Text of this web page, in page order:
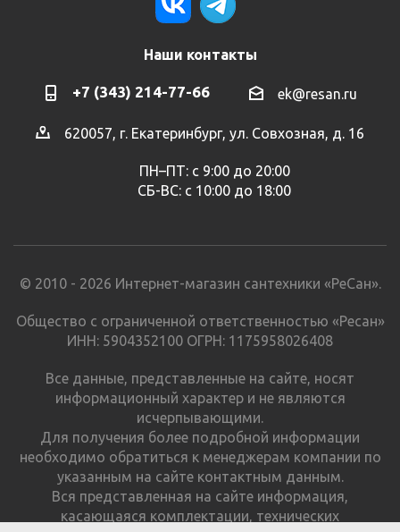
Наши контакты
+7 (343) 214-77-66 ek@resan.ru
620057, г. Екатеринбург, ул. Совхозная, д. 16
ПН–ПТ: с 9:00 до 20:00
СБ-ВС: с 10:00 до 18:00
© 2010 - 2026 Интернет-магазин сантехники «РеСан».
Общество с ограниченной ответственностью «Ресан»
ИНН: 5904352100 ОГРН: 1175958026408
Все данные, представленные на сайте, носят
информационный характер и не являются
исчерпывающими.
Для получения более подробной информации
необходимо обратиться к менеджерам компании по
указанным на сайте контактным данным.
Вся представленная на сайте информация,
касающаяся комплектации, технических